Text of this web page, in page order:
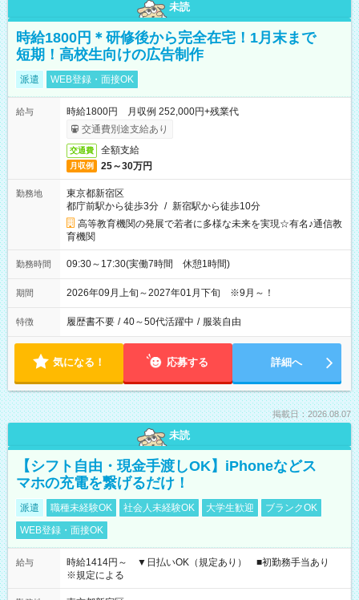
未読
時給1800円＊研修後から完全在宅！1月末まで
短期！高校生向けの広告制作
派遣 WEB登録・面接OK
給与
時給1800円 月収例 252,000円+残業代
交通費別途支給あり
交通費 全額支給
月収例 25～30万円
勤務地
東京都新宿区
都庁前駅から徒歩3分 / 新宿駅から徒歩10分
高等教育機関の発展で若者に多様な未来を実現☆有名♪通信教
育機関
勤務時間 09:30～17:30(実働7時間 休憩1時間)
期間 2026年09月上旬～2027年01月下旬 ※9月～！
特徴 履歴書不要 / 40～50代活躍中 / 服装自由
気になる！ 応募する 詳細へ
掲載日：2026.08.07
未読
【シフト自由・現金手渡しOK】iPhoneなどス
マホの充電を繋げるだけ！
派遣 職種未経験OK 社会人未経験OK 大学生歓迎
ブランクOK
WEB登録・面接OK
給与
時給1414円～ ▼日払いOK（規定あり） ■初勤務手当あり
※規定による